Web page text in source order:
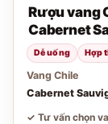
Rượu vang
Cabernet
Dễ uống Hợp
Vang Chile
Cabernet
✓ Tư vấn chọn